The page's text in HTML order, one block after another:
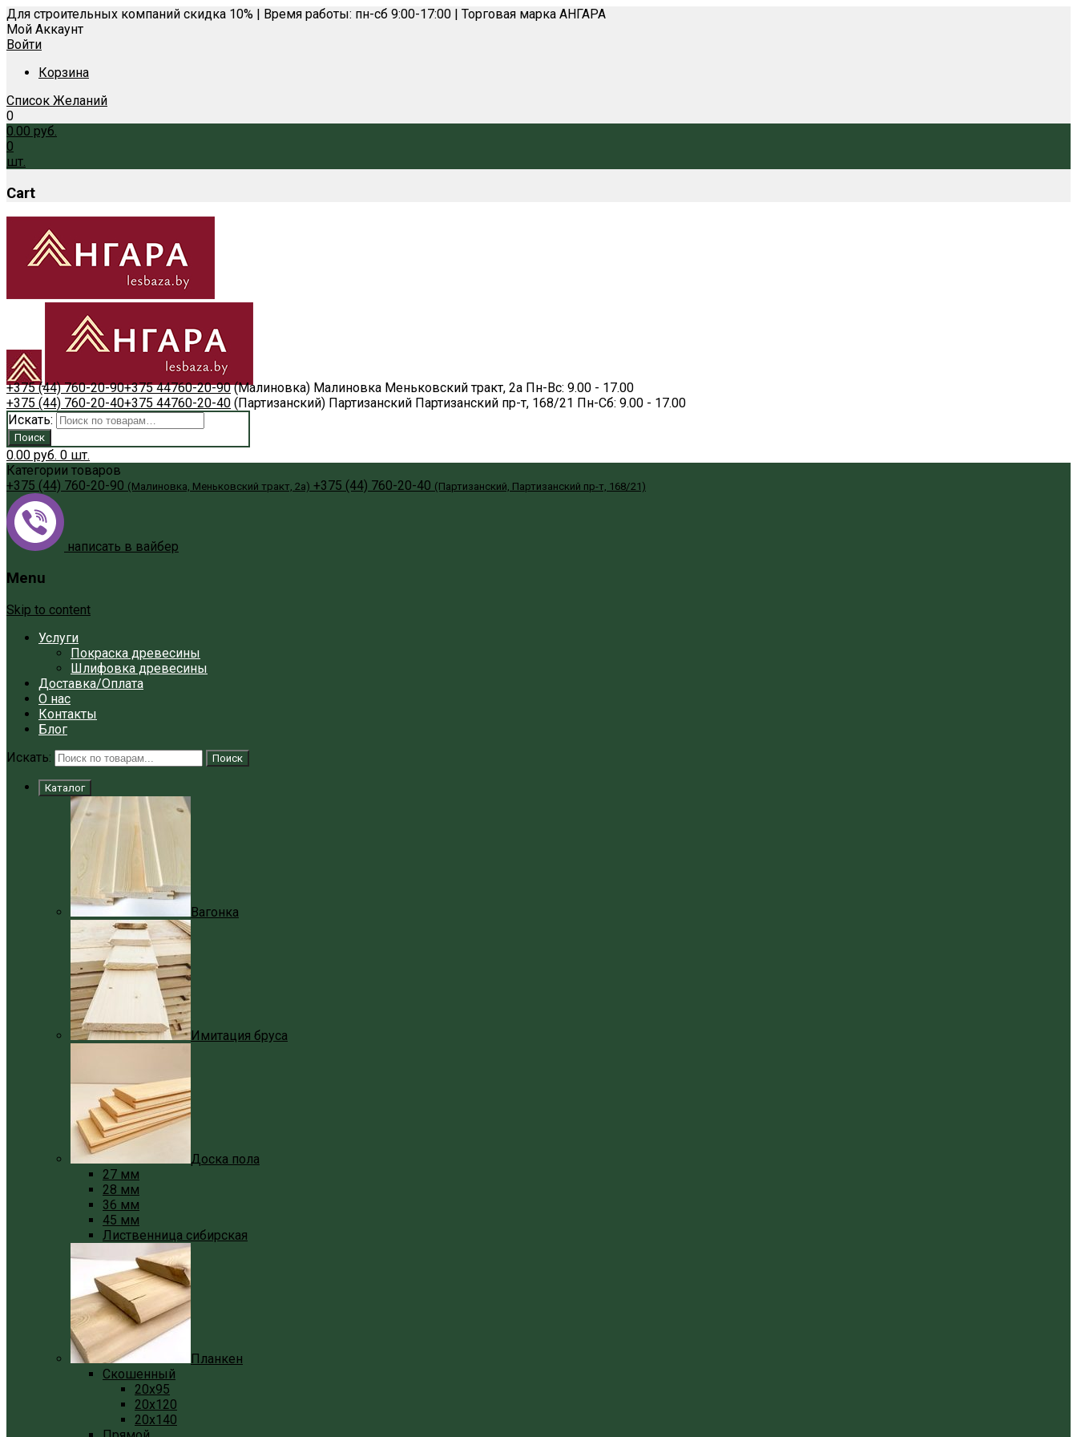
Для строительных компаний скидка 10% | Время работы: пн-сб 9:00-17:00 | Торговая марка АНГАРА
Мой Аккаунт
Войти
Корзина
Список Желаний
0
0.00 руб.
0
шт.
Cart
+375 (44) 760-20-90+375 44760-20-90 (Малиновка) Малиновка Меньковский тракт, 2а Пн-Вс: 9.00 - 17.00
+375 (44) 760-20-40+375 44760-20-40 (Партизанский) Партизанский Партизанский пр-т, 168/21 Пн-Сб: 9.00 - 17.00
Искать:
Поиск
0.00 руб. 0 шт.
Категории товаров
+375 (44) 760-20-90 (Малиновка, Меньковский тракт, 2а) +375 (44) 760-20-40 (Партизанский, Партизанский пр-т, 168/21)
написать в вайбер
Menu
Skip to content
Услуги
Покраска древесины
Шлифовка древесины
Доставка/Оплата
О нас
Контакты
Блог
Искать:
Поиск
Каталог
Вагонка
Имитация бруса
Доска пола
27 мм
28 мм
36 мм
45 мм
Лиственница сибирская
Планкен
Скошенный
20x95
20x120
20x140